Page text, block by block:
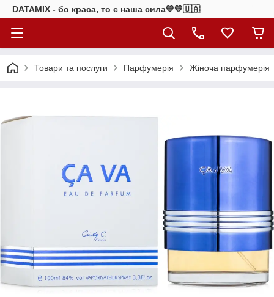
DATAMIX - бо краcа, то є наша сила​💙💛🇺🇦​
Товари та послуги Парфумерія Жіноча парфумерія